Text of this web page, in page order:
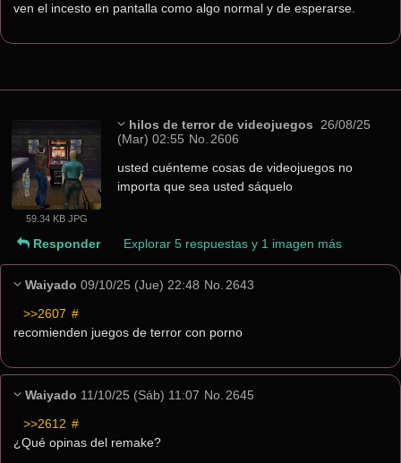
ven el incesto en pantalla como algo normal y de esperarse.
59.34 KB JPG
hilos de terror de videojuegos
26/08/25
(Mar) 02:55 No. 2606
usted cuénteme cosas de videojuegos no
importa que sea usted sáquelo
Responder Explorar 5 respuestas y 1 imagen más
Waiyado 09/10/25 (Jue) 22:48 No. 2643
>>2607 #
recomienden juegos de terror con porno
Waiyado 11/10/25 (Sáb) 11:07 No. 2645
>>2612 #
¿Qué opinas del remake?